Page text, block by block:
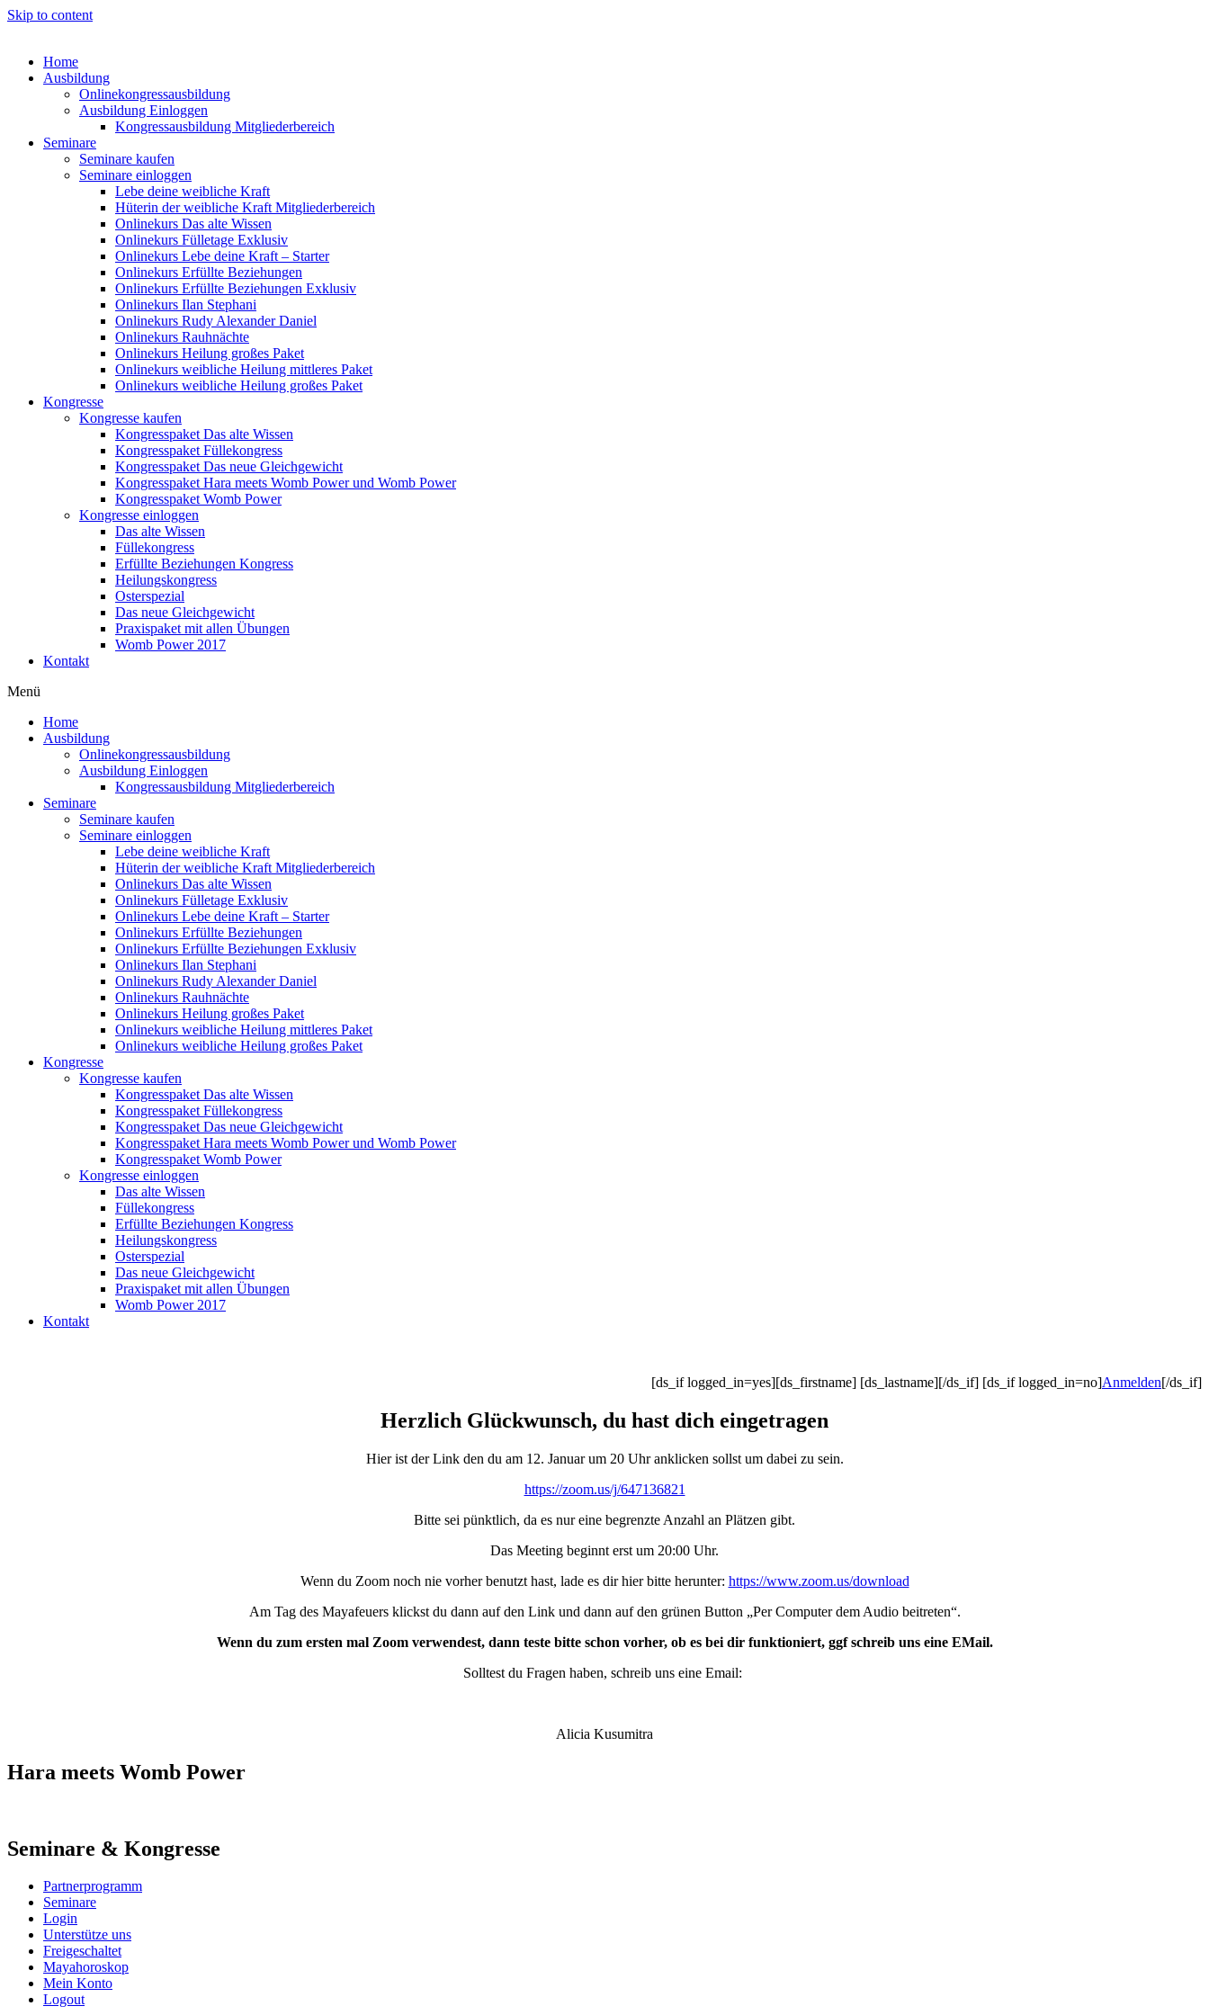
Skip to content
Home
Ausbildung
Onlinekongressausbildung
Ausbildung Einloggen
Kongressausbildung Mitgliederbereich
Seminare
Seminare kaufen
Seminare einloggen
Lebe deine weibliche Kraft
Hüterin der weibliche Kraft Mitgliederbereich
Onlinekurs Das alte Wissen
Onlinekurs Fülletage Exklusiv
Onlinekurs Lebe deine Kraft – Starter
Onlinekurs Erfüllte Beziehungen
Onlinekurs Erfüllte Beziehungen Exklusiv
Onlinekurs Ilan Stephani
Onlinekurs Rudy Alexander Daniel
Onlinekurs Rauhnächte
Onlinekurs Heilung großes Paket
Onlinekurs weibliche Heilung mittleres Paket
Onlinekurs weibliche Heilung großes Paket
Kongresse
Kongresse kaufen
Kongresspaket Das alte Wissen
Kongresspaket Füllekongress
Kongresspaket Das neue Gleichgewicht
Kongresspaket Hara meets Womb Power und Womb Power
Kongresspaket Womb Power
Kongresse einloggen
Das alte Wissen
Füllekongress
Erfüllte Beziehungen Kongress
Heilungskongress
Osterspezial
Das neue Gleichgewicht
Praxispaket mit allen Übungen
Womb Power 2017
Kontakt
Menü
Home
Ausbildung
Onlinekongressausbildung
Ausbildung Einloggen
Kongressausbildung Mitgliederbereich
Seminare
Seminare kaufen
Seminare einloggen
Lebe deine weibliche Kraft
Hüterin der weibliche Kraft Mitgliederbereich
Onlinekurs Das alte Wissen
Onlinekurs Fülletage Exklusiv
Onlinekurs Lebe deine Kraft – Starter
Onlinekurs Erfüllte Beziehungen
Onlinekurs Erfüllte Beziehungen Exklusiv
Onlinekurs Ilan Stephani
Onlinekurs Rudy Alexander Daniel
Onlinekurs Rauhnächte
Onlinekurs Heilung großes Paket
Onlinekurs weibliche Heilung mittleres Paket
Onlinekurs weibliche Heilung großes Paket
Kongresse
Kongresse kaufen
Kongresspaket Das alte Wissen
Kongresspaket Füllekongress
Kongresspaket Das neue Gleichgewicht
Kongresspaket Hara meets Womb Power und Womb Power
Kongresspaket Womb Power
Kongresse einloggen
Das alte Wissen
Füllekongress
Erfüllte Beziehungen Kongress
Heilungskongress
Osterspezial
Das neue Gleichgewicht
Praxispaket mit allen Übungen
Womb Power 2017
Kontakt
[ds_if logged_in=yes][ds_firstname] [ds_lastname][/ds_if] [ds_if logged_in=no]Anmelden[/ds_if]
Herzlich Glückwunsch, du hast dich eingetragen
Hier ist der Link den du am 12. Januar um 20 Uhr anklicken sollst um dabei zu sein.
https://zoom.us/j/647136821
Bitte sei pünktlich, da es nur eine begrenzte Anzahl an Plätzen gibt.
Das Meeting beginnt erst um 20:00 Uhr.
Wenn du Zoom noch nie vorher benutzt hast, lade es dir hier bitte herunter: https://www.zoom.us/download
Am Tag des Mayafeuers klickst du dann auf den Link und dann auf den grünen Button „Per Computer dem Audio beitreten“.
Wenn du zum ersten mal Zoom verwendest, dann teste bitte schon vorher, ob es bei dir funktioniert, ggf schreib uns eine EMail.
Solltest du Fragen haben, schreib uns eine Email:
Alicia Kusumitra
Hara meets Womb Power
Seminare & Kongresse
Partnerprogramm
Seminare
Login
Unterstütze uns
Freigeschaltet
Mayahoroskop
Mein Konto
Logout